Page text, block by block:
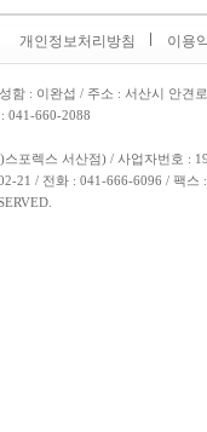
개인정보처리방침 이용
함 : 이완섭 / 주소 : 서산시 안견
041-660-2088
포렉스 서산점) / 사업자번호 :
21 / 전화 : 041-666-6096 / 팩스